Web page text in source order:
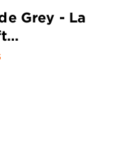
Grey - La